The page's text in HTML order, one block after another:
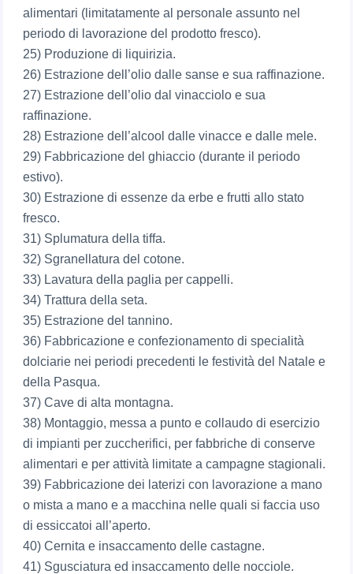
alimentari (limitatamente al personale assunto nel
periodo di lavorazione del prodotto fresco).
25) Produzione di liquirizia.
26) Estrazione dell’olio dalle sanse e sua raffinazione.
27) Estrazione dell’olio dal vinacciolo e sua
raffinazione.
28) Estrazione dell’alcool dalle vinacce e dalle mele.
29) Fabbricazione del ghiaccio (durante il periodo
estivo).
30) Estrazione di essenze da erbe e frutti allo stato
fresco.
31) Splumatura della tiffa.
32) Sgranellatura del cotone.
33) Lavatura della paglia per cappelli.
34) Trattura della seta.
35) Estrazione del tannino.
36) Fabbricazione e confezionamento di specialità
dolciarie nei periodi precedenti le festività del Natale e
della Pasqua.
37) Cave di alta montagna.
38) Montaggio, messa a punto e collaudo di esercizio
di impianti per zuccherifici, per fabbriche di conserve
alimentari e per attività limitate a campagne stagionali.
39) Fabbricazione dei laterizi con lavorazione a mano
o mista a mano e a macchina nelle quali si faccia uso
di essiccatoi all’aperto.
40) Cernita e insaccamento delle castagne.
41) Sgusciatura ed insaccamento delle nocciole.